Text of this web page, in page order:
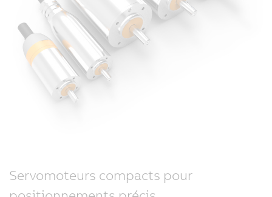
Servomoteurs compacts pour